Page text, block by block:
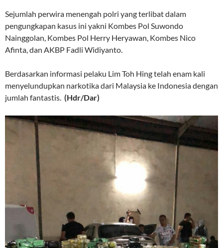
Sejumlah perwira menengah polri yang terlibat dalam
pengungkapan kasus ini yakni Kombes Pol Suwondo
Nainggolan, Kombes Pol Herry Heryawan, Kombes Nico
Afinta, dan AKBP Fadli Widiyanto.
Berdasarkan informasi pelaku Lim Toh Hing telah enam kali
menyelundupkan narkotika dari Malaysia ke Indonesia dengan
jumlah fantastis. (Hdr/Dar)